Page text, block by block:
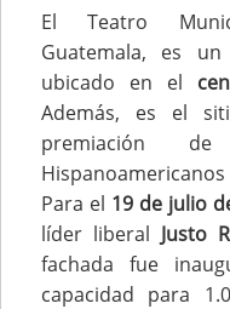
El Teatro
Guatemala, es
ubicado en el
Además, es el
premiación
Para el 19 de julio
líder liberal Justo
fachada fue
capacidad para